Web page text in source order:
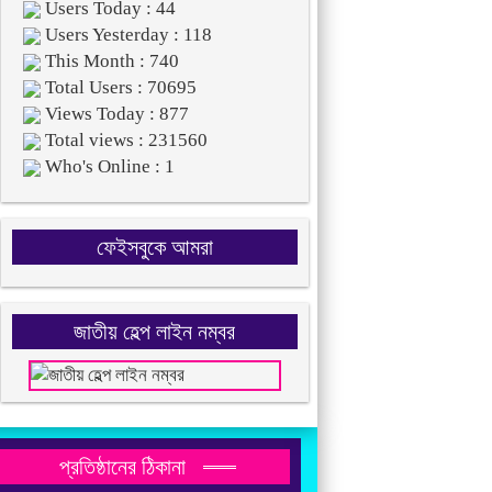
Users Today : 44
Users Yesterday : 118
This Month : 740
Total Users : 70695
Views Today : 877
Total views : 231560
Who's Online : 1
ফেইসবুকে আমরা
জাতীয় হেল্প লাইন নম্বর
প্রতিষ্ঠানের ঠিকানা